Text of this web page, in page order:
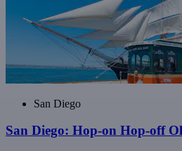
San Diego
San Diego: Hop-on Hop-off